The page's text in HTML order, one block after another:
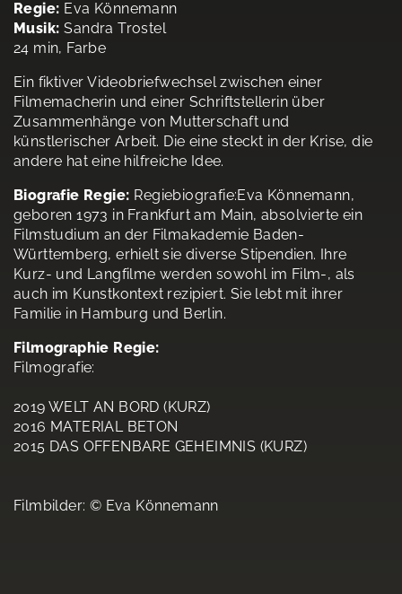
Regie: Eva Könnemann
Musik: Sandra Trostel
24 min, Farbe
Ein fiktiver Videobriefwechsel zwischen einer
Filmemacherin und einer Schriftstellerin über
Zusammenhänge von Mutterschaft und
künstlerischer Arbeit. Die eine steckt in der Krise, die
andere hat eine hilfreiche Idee.
Biografie Regie: Regiebiografie:Eva Könnemann,
geboren 1973 in Frankfurt am Main, absolvierte ein
Filmstudium an der Filmakademie Baden-
Württemberg, erhielt sie diverse Stipendien. Ihre
Kurz- und Langfilme werden sowohl im Film-, als
auch im Kunstkontext rezipiert. Sie lebt mit ihrer
Familie in Hamburg und Berlin.
Filmographie Regie:
Filmografie:
2019 WELT AN BORD (KURZ)
2016 MATERIAL BETON
2015 DAS OFFENBARE GEHEIMNIS (KURZ)
Filmbilder: © Eva Könnemann